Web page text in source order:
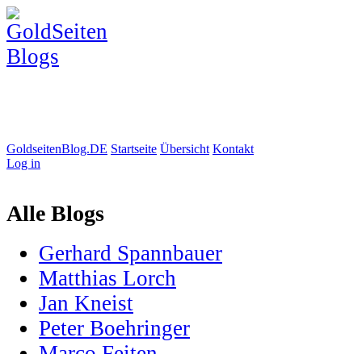
GoldseitenBlog.DE Startseite Übersicht Kontakt
Log in
Alle Blogs
Gerhard Spannbauer
Matthias Lorch
Jan Kneist
Peter Boehringer